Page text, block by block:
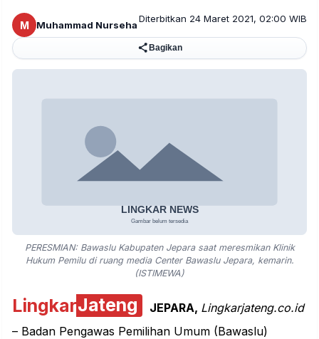
M Muhammad Nurseha
Diterbitkan 24 Maret 2021, 02:00 WIB
Bagikan
PERESMIAN: Bawaslu Kabupaten Jepara saat meresmikan Klinik
Hukum Pemilu di ruang media Center Bawaslu Jepara, kemarin.
(ISTIMEWA)
LingkarJateng JEPARA, Lingkarjateng.co.id
– Badan Pengawas Pemilihan Umum (Bawaslu)